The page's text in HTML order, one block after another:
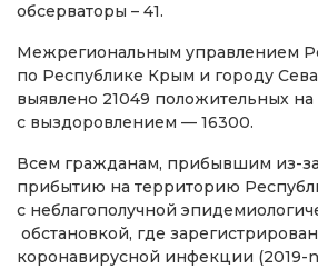
обсерваторы – 41.
Межрегиональным управлением
по Республике Крым и городу
выявлено 21049 положительных
с выздоровлением — 16300.
Всем гражданам, прибывшим из-
прибытию на территорию
с неблагополучной
обстановкой, где
коронавирусной инфекции (2019-